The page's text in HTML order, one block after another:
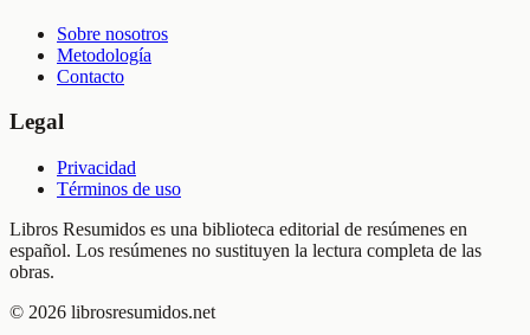
Sobre nosotros
Metodología
Contacto
Legal
Privacidad
Términos de uso
Libros Resumidos es una biblioteca editorial de resúmenes en
español. Los resúmenes no sustituyen la lectura completa de las
obras.
© 2026 librosresumidos.net